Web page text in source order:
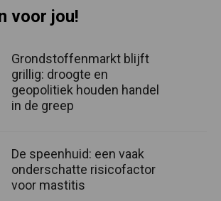
voor jou!
Grondstoffenmarkt blijft
grillig: droogte en
geopolitiek houden handel
in de greep
De speenhuid: een vaak
onderschatte risicofactor
voor mastitis